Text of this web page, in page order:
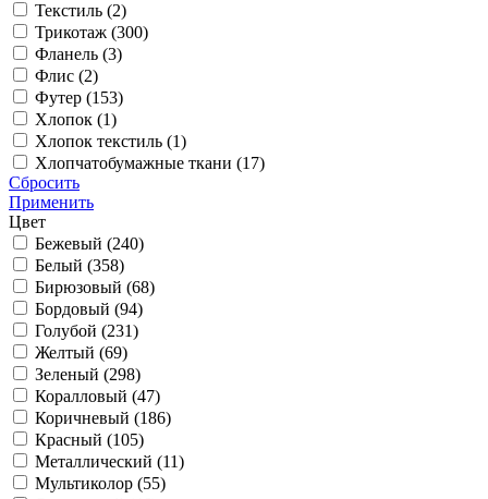
Текстиль (2)
Трикотаж (300)
Фланель (3)
Флис (2)
Футер (153)
Хлопок (1)
Хлопок текстиль (1)
Хлопчатобумажные ткани (17)
Сбросить
Применить
Цвет
Бежевый (240)
Белый (358)
Бирюзовый (68)
Бордовый (94)
Голубой (231)
Желтый (69)
Зеленый (298)
Коралловый (47)
Коричневый (186)
Красный (105)
Металлический (11)
Мультиколор (55)